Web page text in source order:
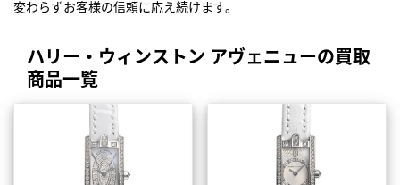
変わらずお客様の信頼に応え続けます。
ハリー・ウィンストン アヴェニューの買取
商品一覧